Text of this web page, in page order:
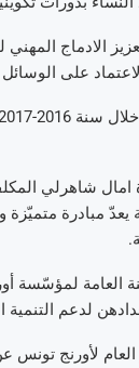
الادماج المهني
على الوسائل
خلال سنة
امال شاهرلي
يعدّ مبادرة متميّزة
.
العامة لمؤسّسة
لدعم التنمية
العام لأورنج تونس